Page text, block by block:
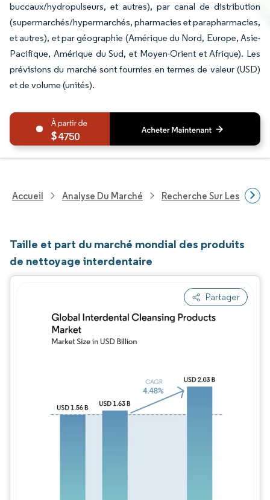
buccaux/hydropulseurs, et autres), par canal de distribution
(supermarchés/hypermarchés, pharmacies et parapharmacies,
et autres), et par géographie (Amérique du Nord, Europe, Asie-
Pacifique, Amérique du Sud, et Moyen-Orient et Afrique). Les
prévisions du marché sont fournies en termes de valeur (USD)
et de volume (unités).
4750
Accueil Analyse Du Marché Recherche Sur Les
Taille et part du marché mondial des produits
de nettoyage interdentaire
Partager